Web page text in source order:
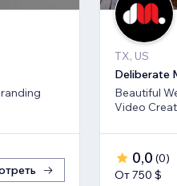
TX, US
Deliberate
Beautiful
Video
0,0 (0)
От 750 $